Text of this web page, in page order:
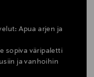
Apua arjen ja
sopiva väripaletti
ja vanhoihin